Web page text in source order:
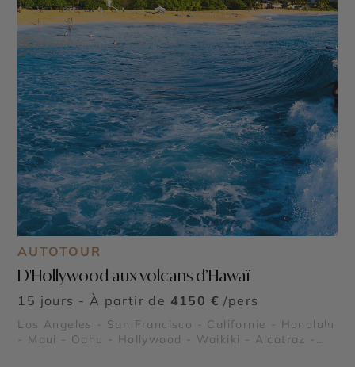
©
AUTOTOUR
D'Hollywood aux volcans d’Hawaï
15 jours - À partir de 4150 € /pers
Los Angeles - San Francisco - Californie - Honolulu
- Maui - Oahu - Hollywood - Waikiki - Alcatraz -